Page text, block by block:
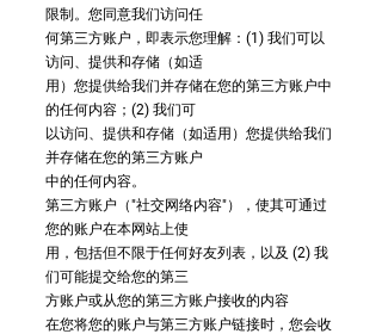
限制。您同意我们访问任
何第三方账户，即表示您理解：(1) 我们可以
访问、提供和存储（如适
用）您提供给我们并存储在您的第三方账户中
的任何内容；(2) 我们可
以访问、提供和存储（如适用）您提供给我们
并存储在您的第三方账户
中的任何内容。
第三方账户（"社交网络内容"），使其可通过
您的账户在本网站上使
用，包括但不限于任何好友列表，以及 (2) 我
们可能提交给您的第三
方账户或从您的第三方账户接收的内容
在您将您的账户与第三方账户链接时，您会收